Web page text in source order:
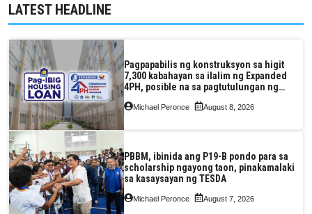
LATEST HEADLINE
Pagpapabilis ng konstruksyon sa higit
7,300 kabahayan sa ilalim ng Expanded
4PH, posible na sa pagtutulungan ng
Pag-IBIG at P.A. Alvarez
Michael Peronce August 8, 2026
PBBM, ibinida ang P19-B pondo para sa
scholarship ngayong taon, pinakamalaki
sa kasaysayan ng TESDA
Michael Peronce August 7, 2026